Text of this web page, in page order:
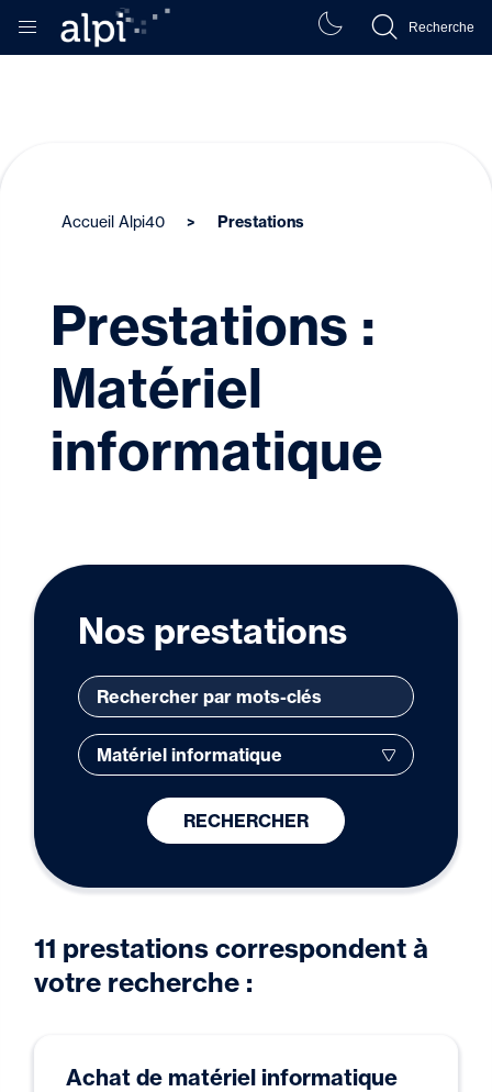
Recherche
Accueil Alpi40 Prestations
Prestations :
Matériel
informatique
Nos prestations
RECHERCHER
11 prestations correspondent à
votre recherche :
Achat de matériel informatique